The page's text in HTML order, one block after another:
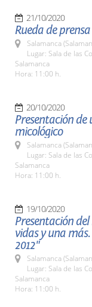
21/10/2020
Rueda de
Salamanca
Lugar: Sala de las
Salamanca
Hora: 11:00 h.
20/10/2020
Presentación de
micológico
Salamanca
Lugar: Sala de las
Salamanca
Hora: 11:00 h.
19/10/2020
Presentación
vidas y una
2012"
Salamanca
Lugar: Sala de las
Salamanca
Hora: 11:00 h.